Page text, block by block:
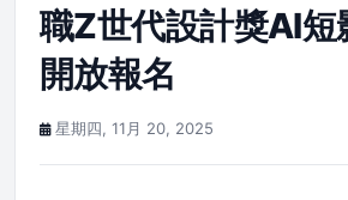
職Z世代設計獎AI短
開放報名
星期四, 11月 20, 2025